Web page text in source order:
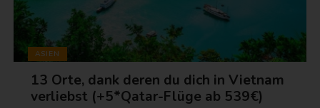
ASIEN
13 Orte, dank deren du dich in Vietnam
verliebst (+5*Qatar-Flüge ab 539€)